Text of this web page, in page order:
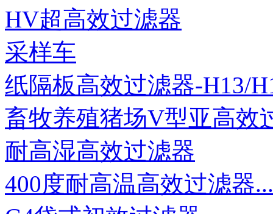
HV超高效过滤器
采样车
纸隔板高效过滤器-H13/
畜牧养殖猪场V型亚高效
耐高湿高效过滤器
400度耐高温高效过滤器...